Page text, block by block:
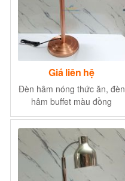
Giá liên hệ
Đèn hâm nóng thức ăn, đèn
hâm buffet màu đồng